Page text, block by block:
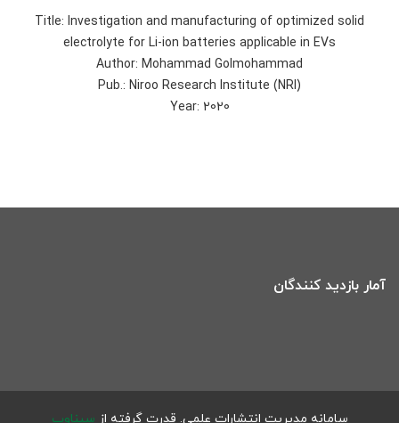
Title: Investigation and manufacturing of optimized solid
electrolyte for Li-ion batteries applicable in EVs
Author: Mohammad Golmohammad
Pub.: Niroo Research Institute (NRI)
Year: 2020
آمار بازدید کنندگان
سامانه مدیریت انتشارات علمی. قدرت گرفته از سیناوب